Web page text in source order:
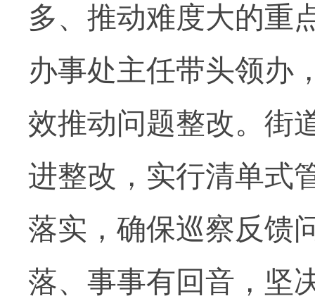
多、推动难度大的重
办事处主任带头领办
效推动问题整改。街
进整改，实行清单式
落实，确保巡察反馈
落、事事有回音，坚